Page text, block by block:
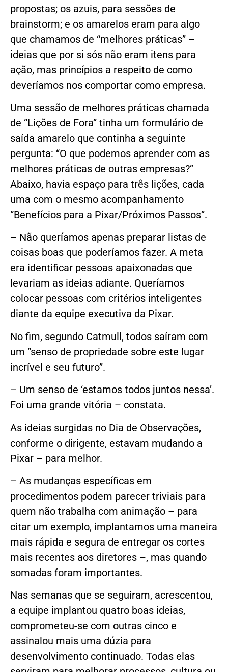
propostas; os azuis, para sessões de
brainstorm; e os amarelos eram para algo
que chamamos de “melhores práticas” –
ideias que por si sós não eram itens para
ação, mas princípios a respeito de como
deveríamos nos comportar como empresa.
Uma sessão de melhores práticas chamada
de “Lições de Fora” tinha um formulário de
saída amarelo que continha a seguinte
pergunta: “O que podemos aprender com as
melhores práticas de outras empresas?”
Abaixo, havia espaço para três lições, cada
uma com o mesmo acompanhamento
“Benefícios para a Pixar/Próximos Passos”.
– Não queríamos apenas preparar listas de
coisas boas que poderíamos fazer. A meta
era identificar pessoas apaixonadas que
levariam as ideias adiante. Queríamos
colocar pessoas com critérios inteligentes
diante da equipe executiva da Pixar.
No fim, segundo Catmull, todos saíram com
um “senso de propriedade sobre este lugar
incrível e seu futuro”.
– Um senso de ‘estamos todos juntos nessa’.
Foi uma grande vitória – constata.
As ideias surgidas no Dia de Observações,
conforme o dirigente, estavam mudando a
Pixar – para melhor.
– As mudanças específicas em
procedimentos podem parecer triviais para
quem não trabalha com animação – para
citar um exemplo, implantamos uma maneira
mais rápida e segura de entregar os cortes
mais recentes aos diretores –, mas quando
somadas foram importantes.
Nas semanas que se seguiram, acrescentou,
a equipe implantou quatro boas ideias,
comprometeu-se com outras cinco e
assinalou mais uma dúzia para
desenvolvimento continuado. Todas elas